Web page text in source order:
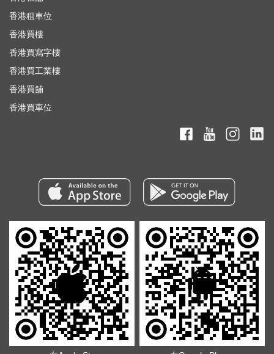
香港租車位
香港買樓
香港買寫字樓
香港買工業樓
香港買舖
香港買車位